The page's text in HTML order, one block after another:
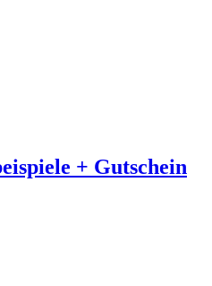
+ Gutschein